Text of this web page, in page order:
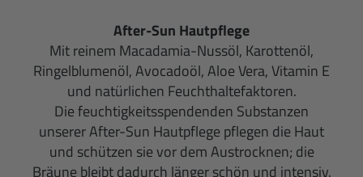
After-Sun Hautpflege
Mit reinem Macadamia-Nussöl, Karottenöl,
Ringelblumenöl, Avocadoöl, Aloe Vera, Vitamin E
und natürlichen Feuchthaltefaktoren.
Die feuchtigkeitsspendenden Substanzen
unserer After-Sun Hautpflege pflegen die Haut
und schützen sie vor dem Austrocknen; die
Bräune bleibt dadurch länger schön und intensiv.